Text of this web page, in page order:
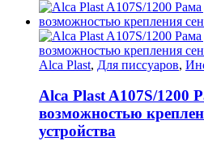
Alca Plast, Для писсуаров,
Alca Plast A107S/1200
возможностью
устройства